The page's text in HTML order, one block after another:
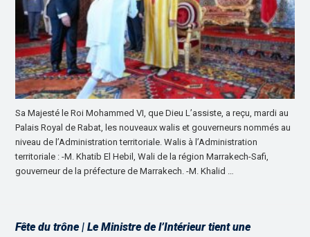
Sa Majesté le Roi Mohammed VI, que Dieu L’assiste, a reçu, mardi au
Palais Royal de Rabat, les nouveaux walis et gouverneurs nommés au
niveau de l’Administration territoriale. Walis à l’Administration
territoriale : -M. Khatib El Hebil, Wali de la région Marrakech-Safi,
gouverneur de la préfecture de Marrakech. -M. Khalid …
Fête du trône | Le Ministre de l’Intérieur tient une